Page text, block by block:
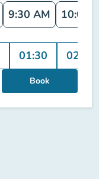
9:30 AM 10:00
01:30 02:00
Book